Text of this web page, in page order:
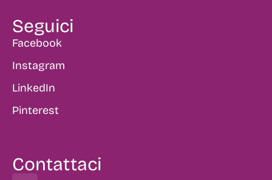
Seguici
Facebook
Instagram
LinkedIn
Pinterest
Contattaci